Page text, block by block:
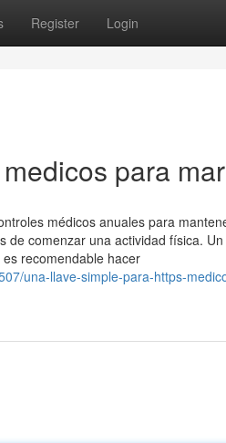
Register Login
para
médicos anuales para
comenzar una actividad física.
recomendable hacer
una-llave-simple-para-https-